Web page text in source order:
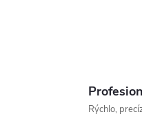
Rýchlo,